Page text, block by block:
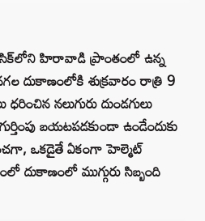
హిరావాడి ప్రాంతంలో ఉన్న
నగల దుకాణంలోకి శుక్రవారం రాత్రి 9
నలుగురు దుండగులు
బయటపడకుండా ఉండేందుకు
ఒకడైతే ఏకంగా హెల్మెట్
దుకాణంలో ముగ్గురు సిబ్బంది